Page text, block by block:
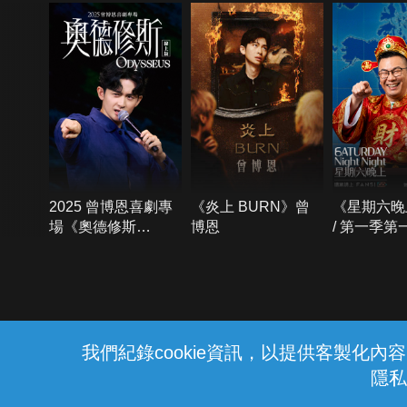
我們紀錄cookie資訊，以提供客製化內
隱
2025 曾博恩喜劇專
場《奧德修斯
《炎上 BURN》曾
博恩
《星期六
/ 第一季第